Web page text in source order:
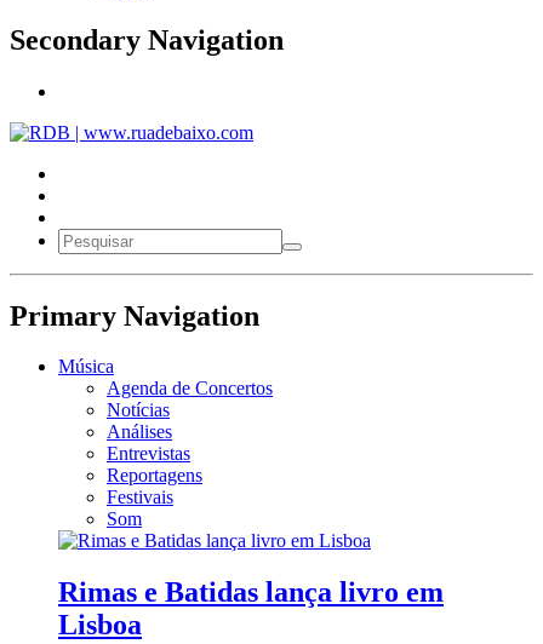
Secondary Navigation
Primary Navigation
Música
Agenda de Concertos
Notícias
Análises
Entrevistas
Reportagens
Festivais
Som
Rimas e Batidas lança livro em
Lisboa